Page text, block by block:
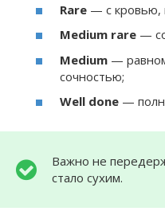
Rare — с кровью,
Medium rare —
Medium —
сочностью;
Well done —
Важно не
стало сухим.